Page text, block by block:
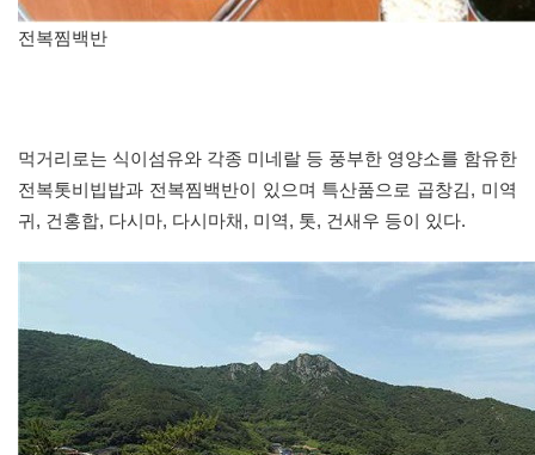
전복찜백반
먹거리로는 식이섬유와 각종 미네랄 등 풍부한 영양소를 함유한
전복톳비빕밥과 전복찜백반이 있으며 특산품으로 곱창김, 미역
귀, 건홍합, 다시마, 다시마채, 미역, 톳, 건새우 등이 있다.